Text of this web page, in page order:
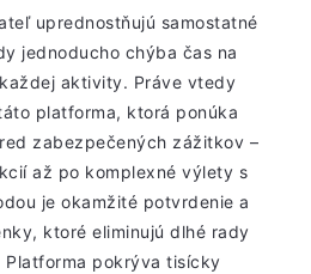
uprednostňujú samostatné
jednoducho chýba čas na
aktivity. Práve vtedy
platforma, ktorá ponúka
zabezpečených zážitkov –
až po komplexné výlety s
je okamžité potvrdenie a
ktoré eliminujú dlhé rady
Platforma pokrýva tisícky